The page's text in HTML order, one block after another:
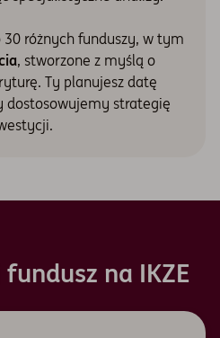
różnych funduszy, w tym
, stworzone z myślą o
Ty planujesz datę
dostosowujemy strategię
na IKZE